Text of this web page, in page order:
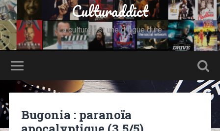
Culturaddict
La culture est une drogue dure
Bugonia : paranoïa